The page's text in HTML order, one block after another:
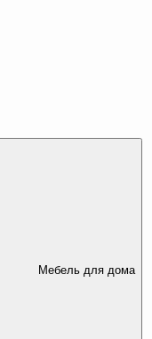
Мебель для дома